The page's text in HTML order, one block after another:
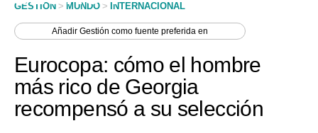
Economía
Mercados
GESTION > MUNDO > INTERNACIONAL
AñadirGestión como fuente preferida en
Eurocopa: cómo el hombre
más rico de Georgia
recompensó a su selección